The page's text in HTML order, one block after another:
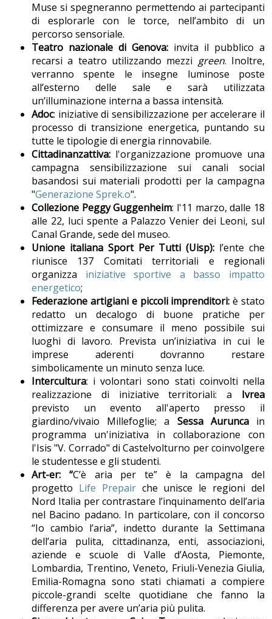
Muse si spegneranno permettendo ai partecipanti
di esplorarle con le torce, nell’ambito di un
percorso sensoriale.
Teatro nazionale di Genova: invita il pubblico a
recarsi a teatro utilizzando mezzi green. Inoltre,
verranno spente le insegne luminose poste
all’esterno delle sale e sarà utilizzata
un’illuminazione interna a bassa intensità.
Adoc: iniziative di sensibilizzazione per accelerare il
processo di transizione energetica, puntando su
tutte le tipologie di energia rinnovabile.
Cittadinanzattiva: l'organizzazione promuove una
campagna sensibilizzazione sui canali social
basandosi sui materiali prodotti per la campagna
"Generazione Sprek.o".
Collezione Peggy Guggenheim: l'11 marzo,dalle 18
alle 22, luci spente a Palazzo Venier dei Leoni, sul
Canal Grande, sede del museo.
Unione italiana Sport Per Tutti (Uisp): l’ente che
riunisce 137 Comitati territoriali e regionali
organizza iniziative sportive a basso impatto
energetico;
Federazione artigiani e piccoli imprenditori: è stato
redatto un decalogo di buone pratiche per
ottimizzare e consumare il meno possibile sui
luoghi di lavoro. Prevista un’iniziativa in cui le
imprese aderenti dovranno restare
simbolicamente un minuto senza luce.
Intercultura: i volontari sono stati coinvolti nella
realizzazione di iniziative territoriali: a Ivrea
previsto un evento all'aperto presso il
giardino/vivaio Millefoglie; a Sessa Auruncain
programma un'iniziativa in collaborazione con
l'Isis "V. Corrado" di Castelvolturno per coinvolgere
le studentesse e gli studenti.
Art-er: “C’è aria per te” è la campagna del
progetto Life Prepairche unisce le regioni del
Nord Italia per contrastare l’inquinamento dell’aria
nel Bacino padano. In particolare, con il concorso
“Io cambio l’aria”, indetto durante la Settimana
dell’aria pulita, cittadinanza, enti, associazioni,
aziende e scuole di Valle d’Aosta, Piemonte,
Lombardia, Trentino, Veneto, Friuli-Venezia Giulia,
Emilia-Romagna sono stati chiamati a compiere
piccole-grandi scelte quotidiane che fanno la
differenza per avere un’aria più pulita.